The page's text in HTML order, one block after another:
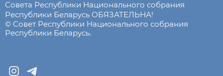
Совета Республики Национального собрания
Республики Беларусь ОБЯЗАТЕЛЬНА!
© Совет Республики Национального собрания
Республики Беларусь.